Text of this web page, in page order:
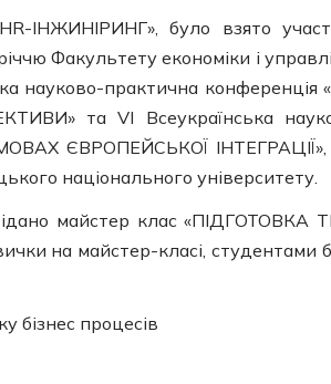
ІНЖИНІРИНГ», було взято
Факультету економіки і
науково-практична конференція
та VI Всеукраїнська
ЄВРОПЕЙСЬКОЇ ІНТЕГРАЦІЇ»,
національного університету.
майстер клас «ПІДГОТОВКА
на майстер-класі, студентами
бізнес процесів